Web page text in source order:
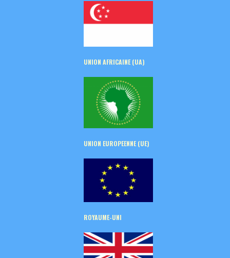
UNION AFRICAINE (UA)
UNION EUROPEENNE (UE)
ROYAUME-UNI